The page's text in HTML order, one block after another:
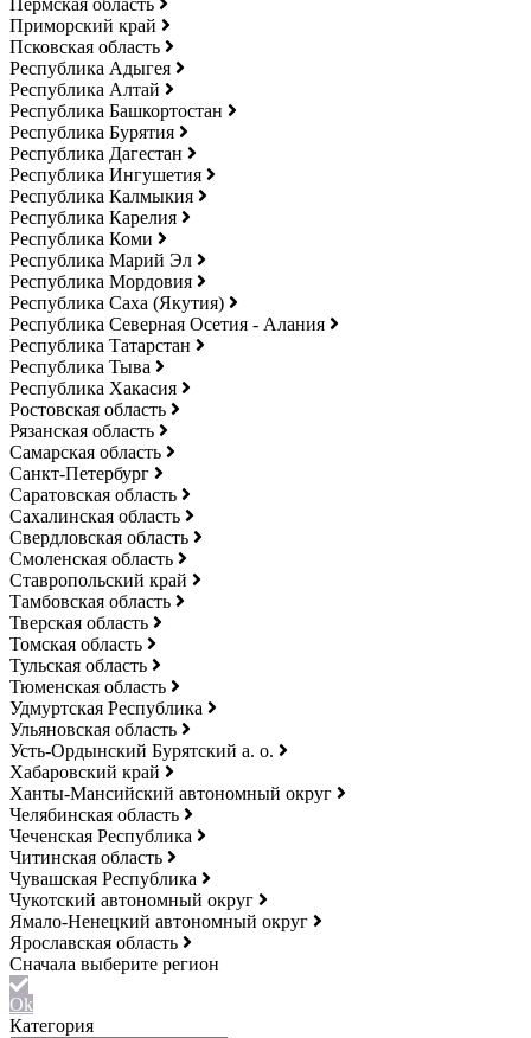
Пермская область
Приморский край
Псковская область
Республика Адыгея
Республика Алтай
Республика Башкортостан
Республика Бурятия
Республика Дагестан
Республика Ингушетия
Республика Калмыкия
Республика Карелия
Республика Коми
Республика Марий Эл
Республика Мордовия
Республика Саха (Якутия)
Республика Северная Осетия - Алания
Республика Татарстан
Республика Тыва
Республика Хакасия
Ростовская область
Рязанская область
Самарская область
Санкт-Петербург
Саратовская область
Сахалинская область
Свердловская область
Смоленская область
Ставропольский край
Тамбовская область
Тверская область
Томская область
Тульская область
Тюменская область
Удмуртская Республика
Ульяновская область
Усть-Ордынский Бурятский а. о.
Хабаровский край
Ханты-Мансийский автономный округ
Челябинская область
Чеченская Республика
Читинская область
Чувашская Республика
Чукотский автономный округ
Ямало-Ненецкий автономный округ
Ярославская область
Ok
Категория